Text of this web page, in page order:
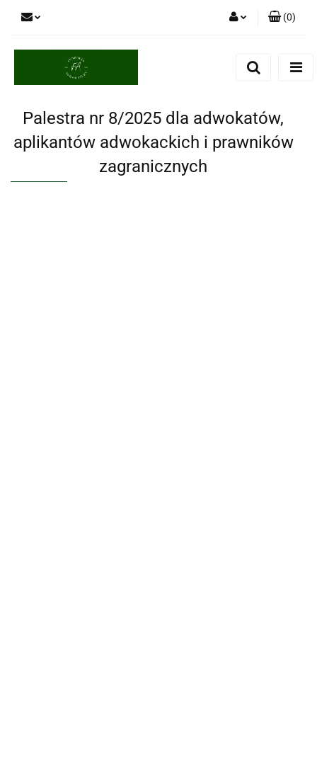
(0)
Palestra nr 8/2025 dla adwokatów,
aplikantów adwokackich i prawników
zagranicznych